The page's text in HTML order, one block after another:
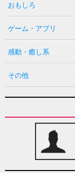
おもしろ
ゲーム・アプリ
感動・癒し系
その他